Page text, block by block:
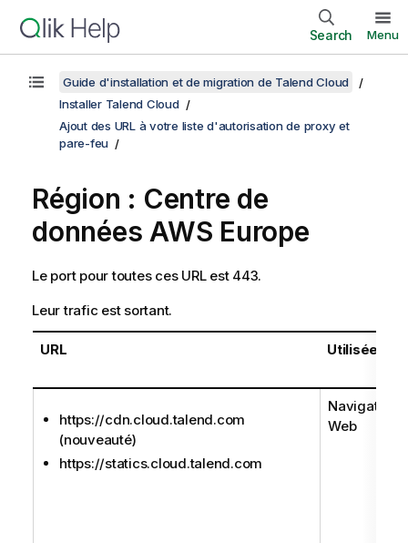
Search Menu
Guide d'installation et de migration de Talend Cloud
Installer Talend Cloud
Ajout des URL à votre liste d'autorisation de proxy et
pare-feu
Région : Centre de
données AWS Europe
Le port pour toutes ces URL est 443.
Leur trafic est sortant.
URL Utilisée par
https://cdn.cloud.talend.com
(nouveauté)
https://statics.cloud.talend.com
Navigateur
Web